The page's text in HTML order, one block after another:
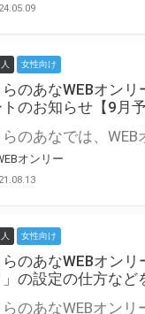
女性向け
らのあなWEBオン
のお知らせ【9月予
オンリー
女性向け
らのあなWEBオン
」の設定の仕方など